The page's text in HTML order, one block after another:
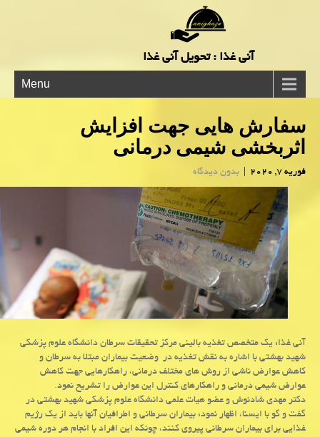
آنی غذا : تحویل آنی غذا
Menu
سفارش هایی جهت افزایش
اثربخشی شیمی درمانی
فوریه 7, 2020 | بدون دیدگاه
آنی غذا: یك متخصص تغذیه بالینی مركز تحقیقات سرطان دانشگاه علوم پزشكی
شهید بهشتی با اشاره به نقش تغذیه در وضعیت بیماران مبتلا به سرطان و
كاهش عوارض ناشی از روش های مختلف درمانی، راهكارهایی جهت كاهش
عوارض شیمی درمانی و راهكارهای كنترل این عوارض را تشریح نمود.
دكتر مهدی شادنوش و عضو هیات علمی دانشگاه علوم پزشكی شهید بهشتی در
گفت و گو با ایسنا، اظهار نمود: بیماران سرطانی و اطرافیان آنها باید از یك رژیم
غذایی برای بیماران سرطانی پیروی كنند، چونكه این افراد با انجام هر دوره شیمی